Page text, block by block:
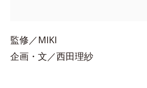
監修／MIKI
企画・文／西田理紗